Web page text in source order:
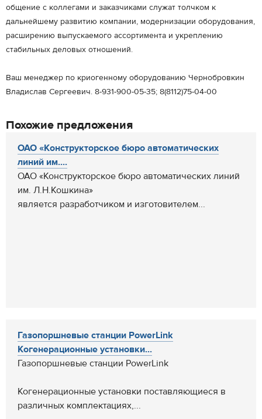
общение с коллегами и заказчиками служат толчком к
дальнейшему развитию компании, модернизации оборудования,
расширению выпускаемого ассортимента и укреплению
стабильных деловых отношений.
Ваш менеджер по криогенному оборудованию Чернобровкин
Владислав Сергеевич. 8-931-900-05-35; 8(8112)75-04-00
Похожие предложения
ОАО «Конструкторское бюро автоматических
линий им....
ОАО «Конструкторское бюро автоматических линий
им. Л.Н.Кошкина»
является разработчиком и изготовителем...
Газопоршневые станции PowerLink
Когенерационные установки...
Газопоршневые станции PowerLink
Когенерационные установки поставляющиеся в
различных комплектациях,...